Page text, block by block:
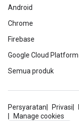
Android
Chrome
Firebase
Google Cloud Platform
Semua produk
Persyaratan Privasi
Manage cookies